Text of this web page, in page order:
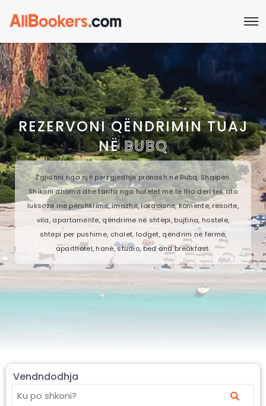
REZERVONI QËNDRIMIN TUAJ
NËBUBQ
Zgjidhni nga një përzgjedhje pronash në Bubq, Shqipëri.
Shikoni dhoma dhe tarifa nga hotelet më të lira deri tek ato
luksoze me përshkrime, imazhe, lokacione, komente, resorte,
vila, apartamente, qëndrime në shtëpi, bujtina, hostele,
shtepi per pushime, chalet, lodget, qëndrim në fermë,
aparthotel, hanë, studio, bed and breakfast.
Vendndodhja